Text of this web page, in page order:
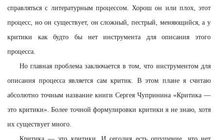
справляться с литературным процессом. Хорош он или плох, этот
процесс, но он существует, он сложный, пестрый, меняющийся, а у
критики как будто бы нет инструмента для описания этого
процесса.
Но главная проблема заключается в том, что инструментом для
описания процесса является сам критик. В этом плане я считаю
абсолютно точным название книги Сергея Чупринина «Критика —
это критики». Более точной формулировки критики я не знаю, хотя
их существует много.